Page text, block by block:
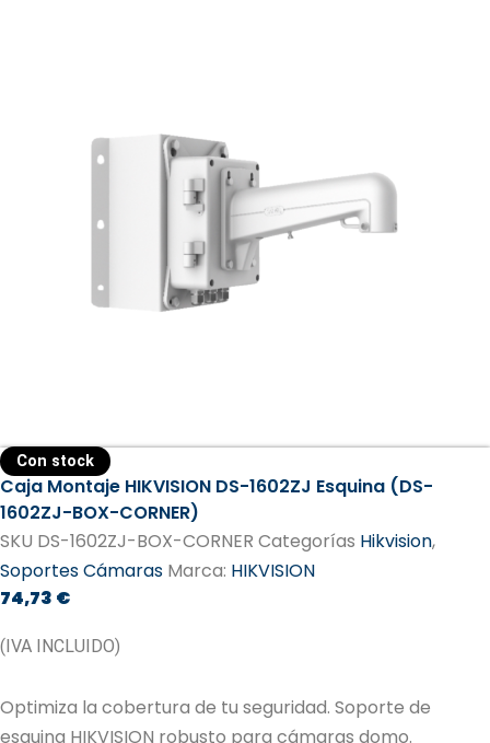
Con stock
Caja Montaje HIKVISION DS-1602ZJ Esquina (DS-
1602ZJ-BOX-CORNER)
SKU DS-1602ZJ-BOX-CORNER Categorías Hikvision,
Soportes Cámaras Marca: HIKVISION
74,73 €
(IVA INCLUIDO)
Optimiza la cobertura de tu seguridad. Soporte de
esquina HIKVISION robusto para cámaras domo.